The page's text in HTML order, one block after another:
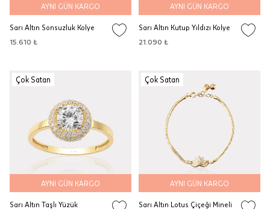
AYNI GÜN KARGO
Sarı Altın Sonsuzluk Kolye
15.610 ₺
AYNI GÜN KARGO
Sarı Altın Kutup Yıldızı Kolye
21.090 ₺
Çok Satan
AYNI GÜN KARGO
Sarı Altın Taşlı Yüzük
Çok Satan
AYNI GÜN KARGO
Sarı Altın Lotus Çiçeği Mineli